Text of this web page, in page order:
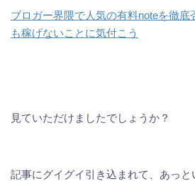
ブロガー界隈で人気の有料noteを徹底
も稼げないことに気付こう
見ていただけましたでしょうか？
記事にグイグイ引き込まれて、あっ